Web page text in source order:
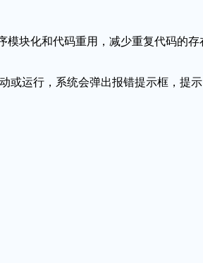
块化和代码重用，减少重复代码的存
或运行，系统会弹出报错提示框，提示